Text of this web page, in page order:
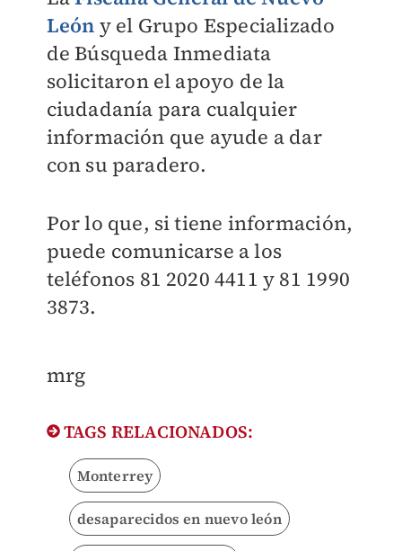
León y el Grupo Especializado
de Búsqueda Inmediata
solicitaron el apoyo de la
ciudadanía para cualquier
información que ayude a dar
con su paradero.
Por lo que, si tiene información,
puede comunicarse a los
teléfonos 81 2020 4411 y 81 1990
3873.
mrg
TAGS RELACIONADOS:
Monterrey
desaparecidos en nuevo león